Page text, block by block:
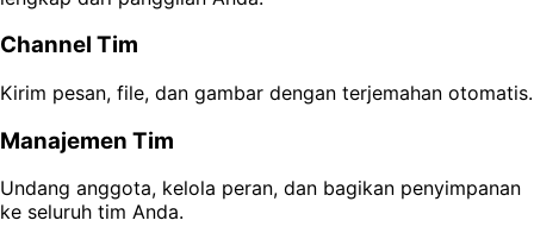
Channel Tim
Kirim pesan, file, dan gambar dengan terjemahan otomatis.
Manajemen Tim
Undang anggota, kelola peran, dan bagikan penyimpanan
ke seluruh tim Anda.